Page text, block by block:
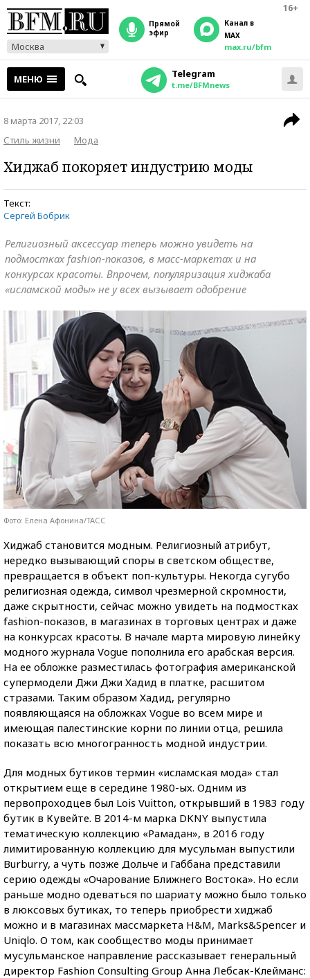
16+
Москва
прямой
эфир
Канал в
MAX
max.ru/bfm
МЕНЮ Telegram
t.me/BFMnews
8 марта 2017, 22:03
Стиль жизни
Мода
Хиджаб покоряет индустрию моды
Текст:
Сергей Бобрик
Религиозный аксессуар теперь можно увидеть на
подмостках fashion-показов, в масс-маркетах и на
конкурсах красоты. Впрочем, популяризация хиджаба
«исламской моды» не у всех вызывает одобрение
Фото: Елена Афонина/ТАСС
Хиджаб становится модным. Религиозный атрибут,
нередко вызывающий споры в светском обществе,
превращается в объект поп-культуры. Некогда сугубо
религиозная одежда, символ чрезмерной скромности,
даже скрытности, сейчас можно увидеть на подмостках
fashion-показов, в магазинах в торговых центрах и даже
на конкурсах красоты. В начале марта мировую линейку
модного журнала Vogue пополнила его арабская версия.
На ее обложке разместилась фотография американской
супермодели Джи Джи Хадид в платке, расшитом
стразами. Таким образом Хадид, регулярно
появляющаяся на обложках Vogue во всем мире и
имеющая палестинские корни по линии отца, решила
показать всю многогранность модной индустрии.
Для модных бутиков термин «исламская мода» стал
открытием еще в середине 1980-ых. Одним из
первопроходцев был Lois Vuitton, открывший в 1983 году
бутик в Кувейте. В 2014-м марка DKNY выпустила
тематическую коллекцию «Рамадан», в 2016 году
лимитированную коллекцию для мусульман выпустили
Burburry, а чуть позже Дольче и Габбана представили
серию одежды «Очарование Ближнего Востока». Но если
раньше модно одеваться по шариату можно было только
в люксовых бутиках, то теперь приобрести хиджаб
можно и в магазинах массмаркета H&M, Marks&Spencer и
Uniqlo. О том, как сообщество моды принимает
мусульманское направление рассказывает генеральный
директор Fashion Consulting Group Анна Лебсак-Клейманс: